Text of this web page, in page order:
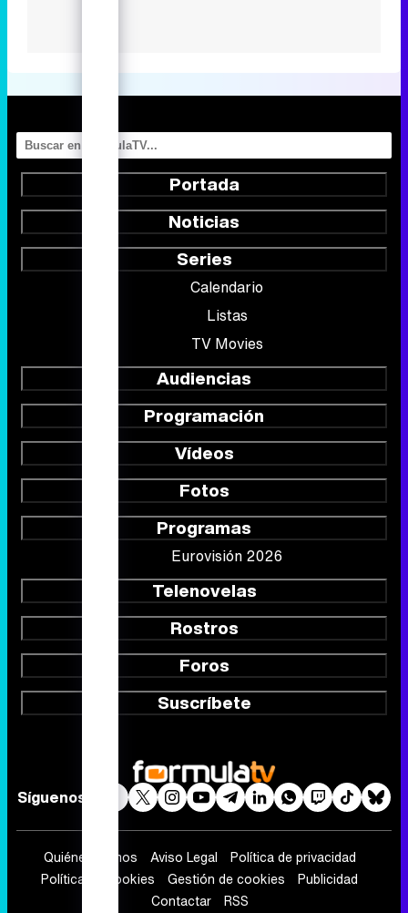
Portada
Noticias
Series
Calendario
Listas
TV Movies
Audiencias
Programación
Vídeos
Fotos
Programas
Eurovisión 2026
Telenovelas
Rostros
Foros
Suscríbete
Síguenos
Quiénes somos Aviso Legal
Política de privacidad
Política de cookies
Gestión de cookies
Publicidad
Contactar
RSS